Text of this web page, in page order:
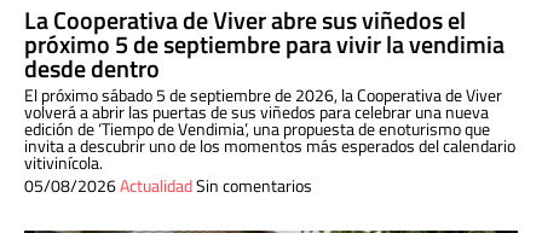
La Cooperativa de Viver abre sus viñedos el
próximo 5 de septiembre para vivir la vendimia
desde dentro
El próximo sábado 5 de septiembre de 2026, la Cooperativa de Viver
volverá a abrir las puertas de sus viñedos para celebrar una nueva
edición de ‘Tiempo de Vendimia’, una propuesta de enoturismo que
invita a descubrir uno de los momentos más esperados del calendario
vitivinícola.
05/08/2026ActualidadSin comentarios